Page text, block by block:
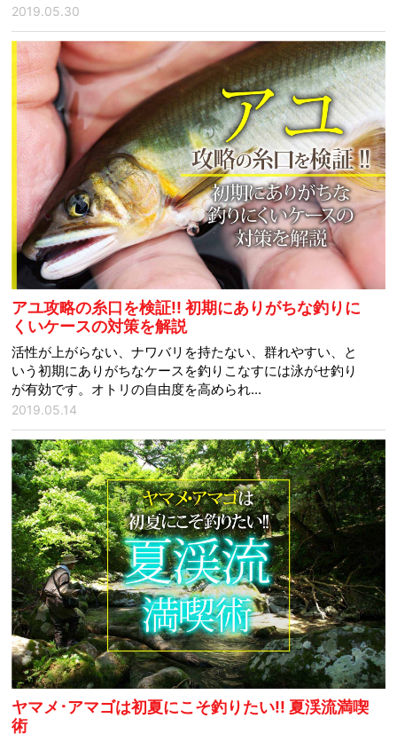
2019.05.30
アユ攻略の糸口を検証!! 初期にありがちな釣りに
くいケースの対策を解説
活性が上がらない、ナワバリを持たない、群れやすい、と
いう初期にありがちなケースを釣りこなすには泳がせ釣り
が有効です。オトリの自由度を高められ...
2019.05.14
ヤマメ･アマゴは初夏にこそ釣りたい!! 夏渓流満喫
術